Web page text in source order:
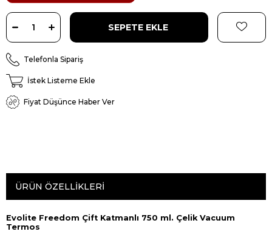
Telefonla Sipariş
İstek Listeme Ekle
Fiyat Düşünce Haber Ver
ÜRÜN ÖZELLIKLERI
Evolite Freedom Çift Katmanlı 750 ml. Çelik Vacuum
Termos